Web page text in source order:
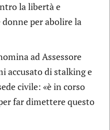
la libertà e
per abolire la
ad Assessore
accusato di stalking e
civile: «è in corso
far dimettere questo